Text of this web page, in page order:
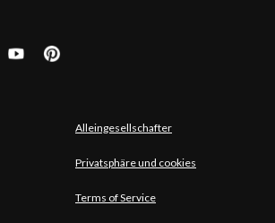
Alleingesellschafter
Privatsphäre und cookies
Terms of Service